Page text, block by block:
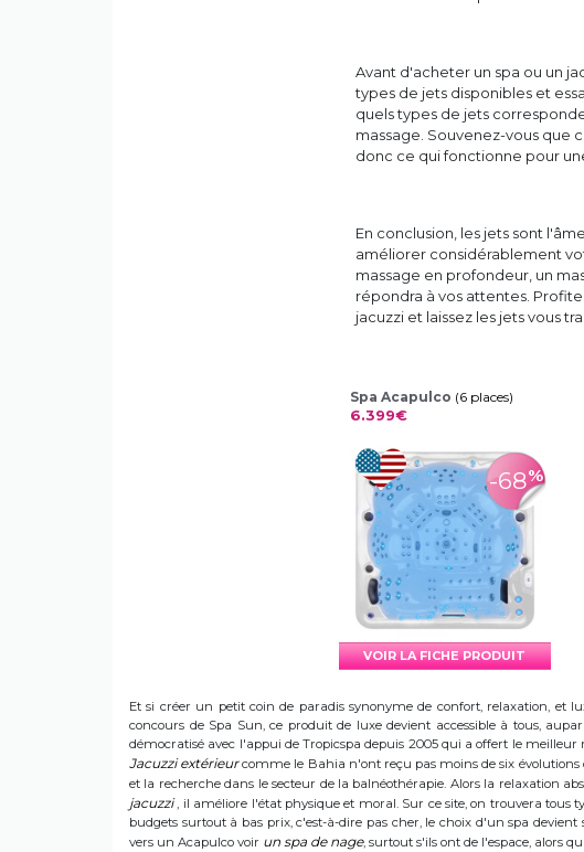
Avant d'acheter un spa ou un
types de jets disponibles et
quels types de jets
massage. Souvenez-vous que
donc ce qui fonctionne pour
En conclusion, les jets sont
améliorer considérablement
massage en profondeur, un
répondra à vos attentes.
jacuzzi et laissez les jets vous
Spa Acapulco (6 places)
6.399€
-68%
VOIR LA FICHE PRODUIT
Et si créer un petit coin de paradis synonyme de confort, relaxation, et
concours de Spa Sun, ce produit de luxe devient accessible à tous,
démocratisé avec l'appui de Tropicspa depuis 2005 qui a offert le meilleur
Jacuzzi extérieurcomme le Bahia n'ont reçu pas moins de six
et la recherche dans le secteur de la balnéothérapie. Alors la relaxation
jacuzzi, il améliore l'état physique et moral. Sur ce site, on trouvera tous
budgets surtout à bas prix, c'est-à-dire pas cher, le choix d'un spa
vers un Acapulco voir un spa de nage, surtout s'ils ont de l'espace, alors